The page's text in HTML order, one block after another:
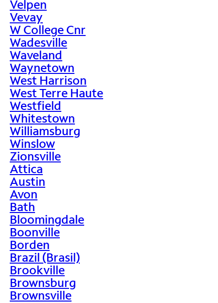
Velpen
Vevay
W College Cnr
Wadesville
Waveland
Waynetown
West Harrison
West Terre Haute
Westfield
Whitestown
Williamsburg
Winslow
Zionsville
Attica
Austin
Avon
Bath
Bloomingdale
Boonville
Borden
Brazil (Brasil)
Brookville
Brownsburg
Brownsville